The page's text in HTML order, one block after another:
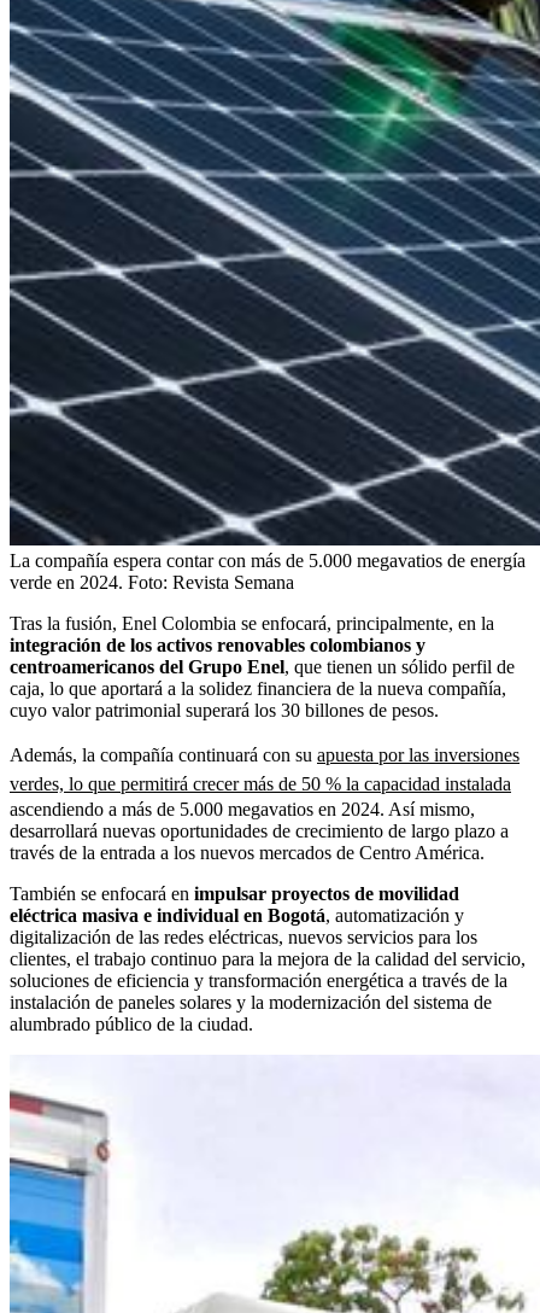
La compañía espera contar con más de 5.000 megavatios de energía
verde en 2024. Foto: Revista Semana
Tras la fusión, Enel Colombia se enfocará, principalmente, en la
integración de los activos renovables colombianos y
centroamericanos del Grupo Enel, que tienen un sólido perfil de
caja, lo que aportará a la solidez financiera de la nueva compañía,
cuyo valor patrimonial superará los 30 billones de pesos.
Además, la compañía continuará con su apuesta por las inversiones
verdes, lo que permitirá crecer más de 50 % la capacidad instalada
ascendiendo a más de 5.000 megavatios en 2024. Así mismo,
desarrollará nuevas oportunidades de crecimiento de largo plazo a
través de la entrada a los nuevos mercados de Centro América.
También se enfocará en impulsar proyectos de movilidad
eléctrica masiva e individual en Bogotá, automatización y
digitalización de las redes eléctricas, nuevos servicios para los
clientes, el trabajo continuo para la mejora de la calidad del servicio,
soluciones de eficiencia y transformación energética a través de la
instalación de paneles solares y la modernización del sistema de
alumbrado público de la ciudad.